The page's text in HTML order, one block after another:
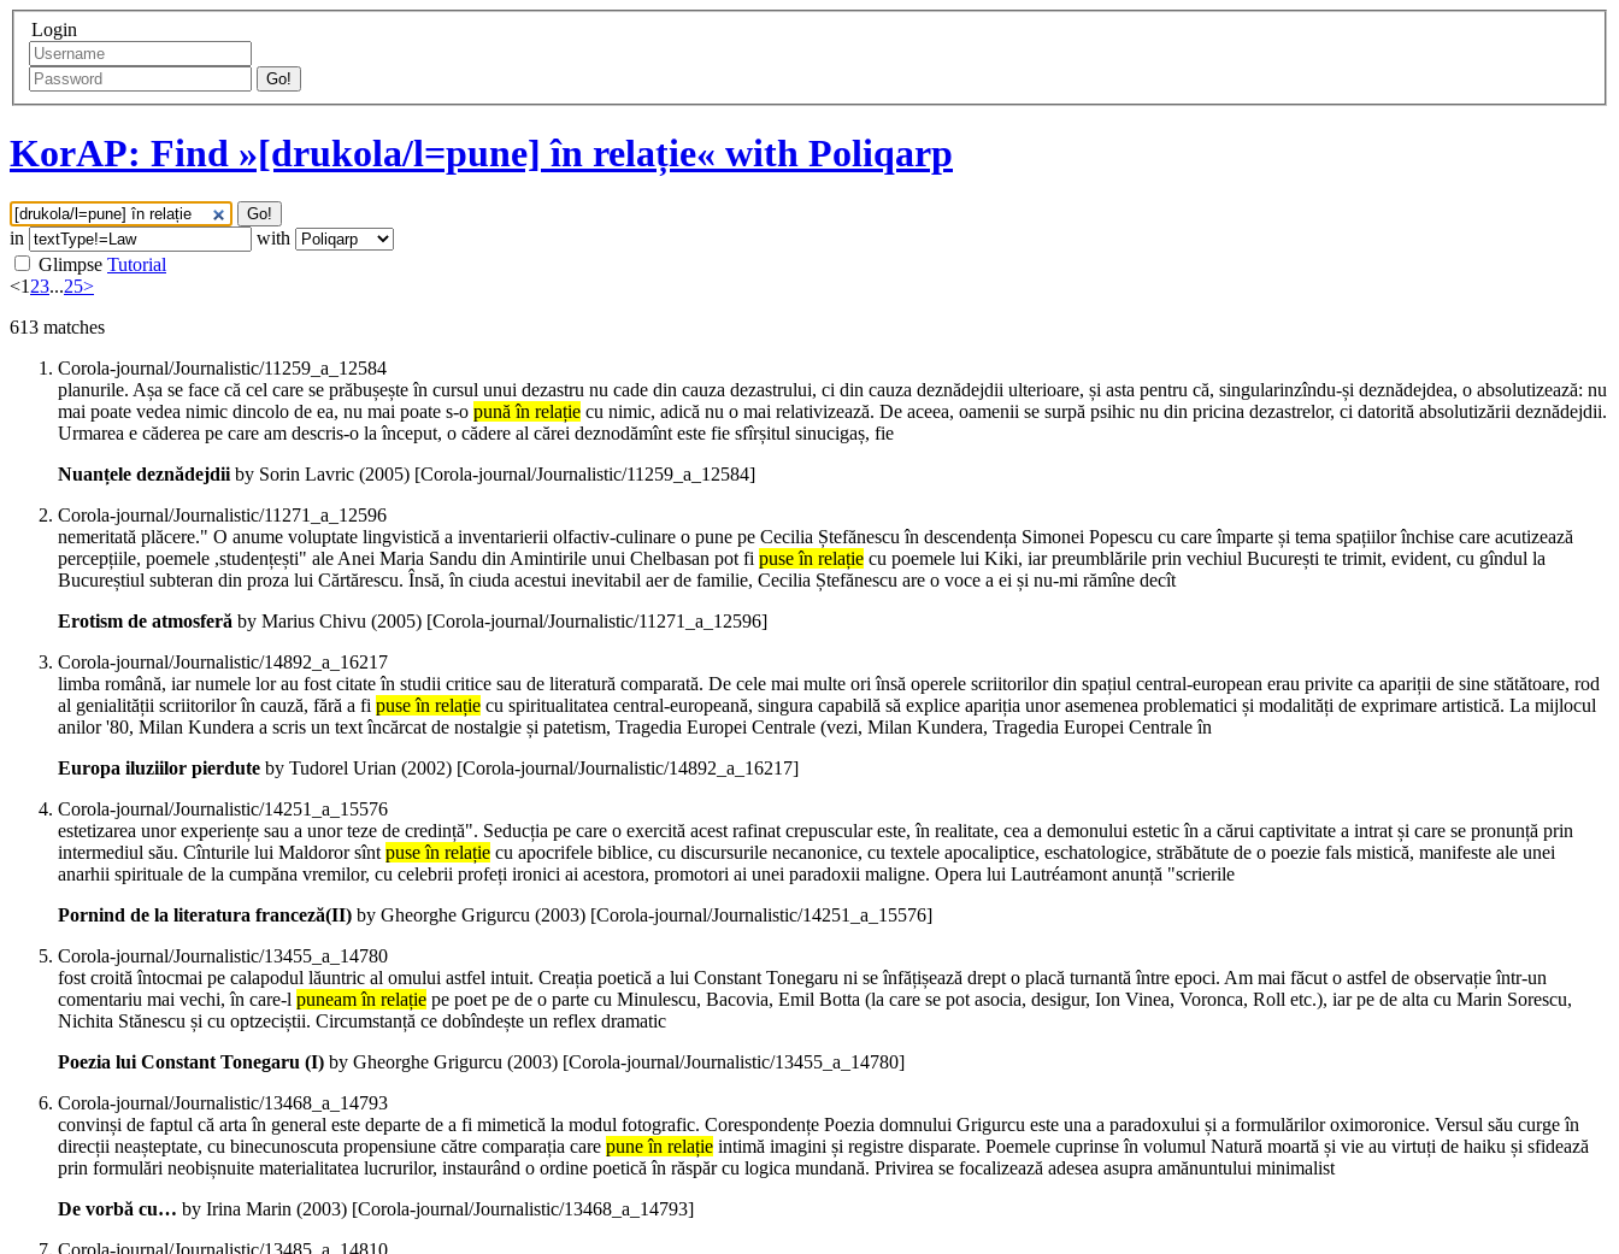
Login
Go!
KorAP: Find »[drukola/l=pune] în relație« with Poliqarp
Go!
in
with
Glimpse Tutorial
<123...25>
613 matches
Corola-journal/Journalistic/11259_a_12584
planurile. Așa se face că cel care se prăbușește în cursul unui dezastru nu cade din cauza dezastrului, ci din cauza deznădejdii ulterioare, și asta pentru că, singularinzîndu-și deznădejdea, o absolutizează: nu
mai poate vedea nimic dincolo de ea, nu mai poate s-o pună în relație cu nimic, adică nu o mai relativizează. De aceea, oamenii se surpă psihic nu din pricina dezastrelor, ci datorită absolutizării deznădejdii.
Urmarea e căderea pe care am descris-o la început, o cădere al cărei deznodămînt este fie sfîrșitul sinucigaș, fie
Nuanțele deznădejdiiby Sorin Lavric (2005) [Corola-journal/Journalistic/11259_a_12584]
Corola-journal/Journalistic/11271_a_12596
nemeritată plăcere." O anume voluptate lingvistică a inventarierii olfactiv-culinare o pune pe Cecilia Ștefănescu în descendența Simonei Popescu cu care împarte și tema spațiilor închise care acutizează
percepțiile, poemele ,studențești" ale Anei Maria Sandu din Amintirile unui Chelbasan pot fi puse în relație cu poemele lui Kiki, iar preumblările prin vechiul București te trimit, evident, cu gîndul la
Bucureștiul subteran din proza lui Cărtărescu. Însă, în ciuda acestui inevitabil aer de familie, Cecilia Ștefănescu are o voce a ei și nu-mi rămîne decît
Erotism de atmosferă by Marius Chivu (2005) [Corola-journal/Journalistic/11271_a_12596]
Corola-journal/Journalistic/14892_a_16217
limba română, iar numele lor au fost citate în studii critice sau de literatură comparată. De cele mai multe ori însă operele scriitorilor din spațiul central-european erau privite ca apariții de sine stătătoare, rod
al genialității scriitorilor în cauză, fără a fi puse în relație cu spiritualitatea central-europeană, singura capabilă să explice apariția unor asemenea problematici și modalități de exprimare artistică. La mijlocul
anilor '80, Milan Kundera a scris un text încărcat de nostalgie și patetism, Tragedia Europei Centrale (vezi, Milan Kundera, Tragedia Europei Centrale în
Europa iluziilor pierdute by Tudorel Urian (2002) [Corola-journal/Journalistic/14892_a_16217]
Corola-journal/Journalistic/14251_a_15576
estetizarea unor experiențe sau a unor teze de credință". Seducția pe care o exercită acest rafinat crepuscular este, în realitate, cea a demonului estetic în a cărui captivitate a intrat și care se pronunță prin
intermediul său. Cînturile lui Maldoror sîntpuse în relație cu apocrifele biblice, cu discursurile necanonice, cu textele apocaliptice, eschatologice, străbătute de o poezie fals mistică, manifeste ale unei
anarhii spirituale de la cumpăna vremilor, cu celebrii profeți ironici ai acestora, promotori ai unei paradoxii maligne. Opera lui Lautréamont anunță "scrierile
Pornind de la literatura franceză(II) by Gheorghe Grigurcu (2003) [Corola-journal/Journalistic/14251_a_15576]
Corola-journal/Journalistic/13455_a_14780
fost croită întocmai pe calapodul lăuntric al omului astfel intuit. Creația poetică a lui Constant Tonegaru ni se înfățișează drept o placă turnantă între epoci. Am mai făcut o astfel de observație într-un
comentariu mai vechi, în care-l puneam în relație pe poet pe de o parte cu Minulescu, Bacovia, Emil Botta (la care se pot asocia, desigur, Ion Vinea, Voronca, Roll etc.), iar pe de alta cu Marin Sorescu,
Nichita Stănescu și cu optzeciștii. Circumstanță ce dobîndește un reflex dramatic
Poezia lui Constant Tonegaru (I) by Gheorghe Grigurcu (2003) [Corola-journal/Journalistic/13455_a_14780]
Corola-journal/Journalistic/13468_a_14793
convinși de faptul că arta în general este departe de a fi mimetică la modul fotografic. Corespondențe Poezia domnului Grigurcu este una a paradoxului și a formulărilor oximoronice. Versul său curge în
direcții neașteptate, cu binecunoscuta propensiune către comparația care pune în relație intimă imagini și registre disparate. Poemele cuprinse în volumul Natură moartă și vie au virtuți de haiku și sfidează
prin formulări neobișnuite materialitatea lucrurilor, instaurând o ordine poetică în răspăr cu logica mundană. Privirea se focalizează adesea asupra amănuntului minimalist
De vorbă cu… by Irina Marin (2003) [Corola-journal/Journalistic/13468_a_14793]